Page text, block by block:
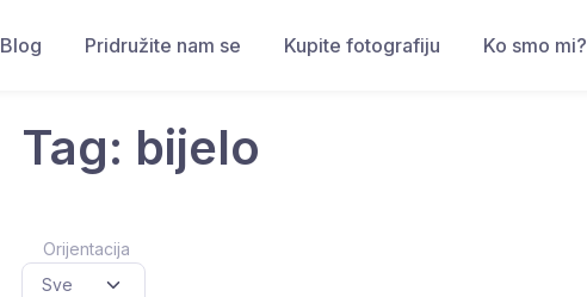
Blog Pridružite nam se Kupite fotografiju Ko smo mi?
Tag: bijelo
Orijentacija